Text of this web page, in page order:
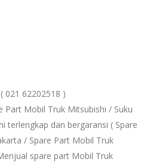
021 62202518 )
Part Mobil Truk Mitsubishi / Suku
terlengkap dan bergaransi ( Spare
/ Spare Part Mobil Truk
spare part Mobil Truk